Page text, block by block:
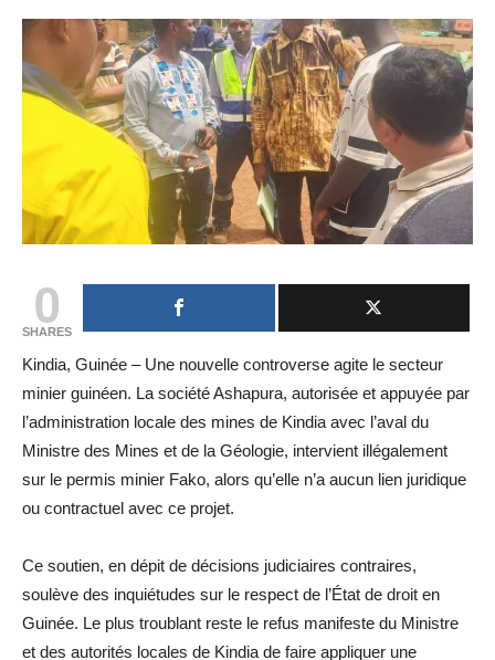
0
SHARES
Kindia, Guinée – Une nouvelle controverse agite le secteur
minier guinéen. La société Ashapura, autorisée et appuyée par
l’administration locale des mines de Kindia avec l’aval du
Ministre des Mines et de la Géologie, intervient illégalement
sur le permis minier Fako, alors qu’elle n’a aucun lien juridique
ou contractuel avec ce projet.
Ce soutien, en dépit de décisions judiciaires contraires,
soulève des inquiétudes sur le respect de l’État de droit en
Guinée. Le plus troublant reste le refus manifeste du Ministre
et des autorités locales de Kindia de faire appliquer une